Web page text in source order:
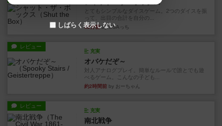
シャット・ザ・ボックス
とてもシンプルなダイスゲーム。2つのダイスを振
って、出目の合計を自分の...
32分前by OSAっち
レビュー
充実
オバケだぞ～
対人アナログプレイ。簡単なルールで誰とでも遊
べるゲーム。こんなの子ども...
約2時間前 by おーちゃん
レビュー
充実
南北戦争
しばらく表示しない